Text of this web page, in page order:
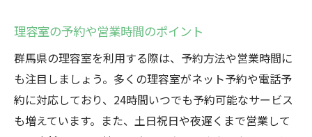
理容室の予約や営業時間のポイント
群馬県の理容室を利用する際は、予約方法や営業時間に
も注目しましょう。多くの理容室がネット予約や電話予
約に対応しており、24時間いつでも予約可能なサービス
も増えています。また、土日祝日や夜遅くまで営業して